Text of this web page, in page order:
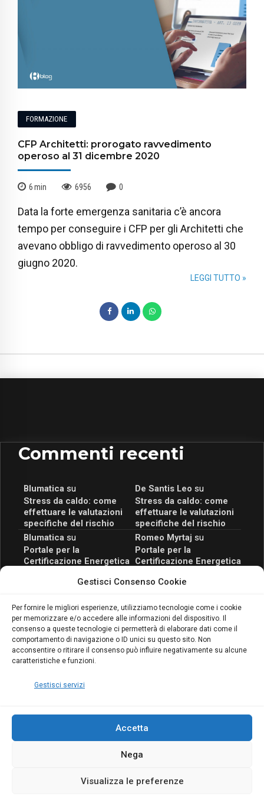
Gestisci Consenso Cookie
Per fornire le migliori esperienze, utilizziamo tecnologie come i cookie
per memorizzare e/o accedere alle informazioni del dispositivo. Il
consenso a queste tecnologie ci permetterà di elaborare dati come il
comportamento di navigazione o ID unici su questo sito. Non
acconsentire o ritirare il consenso può influire negativamente su alcune
caratteristiche e funzioni.
Gestisci servizi
Accetta
Nega
Visualizza le preferenze
FORMAZIONE
CFP Architetti: prorogato ravvedimento
operoso al 31 dicembre 2020
6min 6956 0
Data la forte emergenza sanitaria c’è ancora
tempo per conseguire i CFP per gli Architetti che
avevano obbligo di ravvedimento operoso al 30
giugno 2020.
LEGGI TUTTO »
Commenti recenti
Blumaticasu
Stress da caldo: come
effettuare le valutazioni
specifiche del rischio
De Santis Leo su
Stress da caldo: come
effettuare le valutazioni
specifiche del rischio
Blumaticasu
Portale per la
Certificazione Energetica
scopri il Corso Blumatica
Romeo Myrtaj su
Portale per la
Certificazione Energetica
scopri il Corso Blumatica
Blumaticasu
Coordinatore della
Sicurezza: cosa è
richiesto per abilitazione
e aggiornamento
Copyright Blumatica